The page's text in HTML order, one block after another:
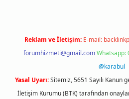
Reklam ve İletişim: E-mail:
forumhizmeti@gmail.comWhatsapp:
@karabul
Yasal Uyarı:Sitemiz, 5651 Sayılı Kanun
İletişim Kurumu (BTK) tarafından